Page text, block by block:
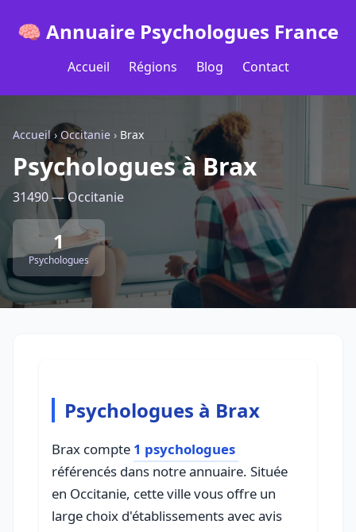
🧠 Annuaire Psychologues France
Accueil Régions Blog Contact
Accueil› Occitanie › Brax
Psychologues à Brax
31490 — Occitanie
1
Psychologues
Psychologues à Brax
Brax compte 1 psychologues
référencés dans notre annuaire. Située
en Occitanie, cette ville vous offre un
large choix d'établissements avec avis